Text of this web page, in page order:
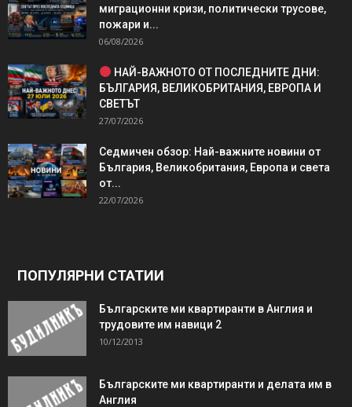
миграционни кризи, политически трусове,
пожари и...
06/08/2026
НАЙ-ВАЖНОТО ОТ ПОСЛЕДНИТЕ ДНИ:
БЪЛГАРИЯ, ВЕЛИКОБРИТАНИЯ, ЕВРОПА И
СВЕТЪТ
27/07/2026
Седмичен обзор: Най-важните новини от
България, Великобритания, Европа и света
от...
22/07/2026
ПОПУЛЯРНИ СТАТИИ
Българските ми квартиранти в Англия и
трудовите им навици 2
10/12/2013
Българските ми квартиранти и делата им в
Англия